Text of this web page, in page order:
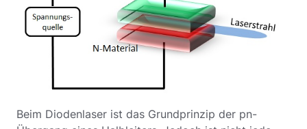
Beim Diodenlaser ist das Grundprinzip der pn-